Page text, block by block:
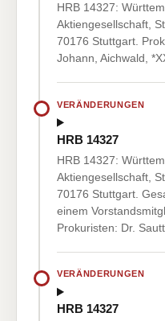
HRB 14327:
Aktiengesellschaft,
70176 Stuttgart.
Johann, Aichwald,
VERÄNDERUNGEN
HRB 14327
HRB 14327:
Aktiengesellschaft,
70176 Stuttgart.
einem
Prokuristen: Dr.
VERÄNDERUNGEN
HRB 14327